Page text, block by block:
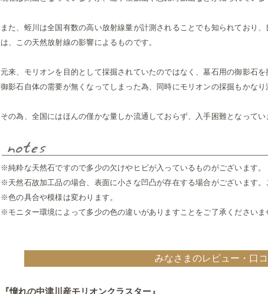
また、蛭川は全国有数の高い放射線量が計測されることでも知られており
は、この天然放射線の影響によるものです。
元来、モリオンを目的として採掘されていたのではなく、墓石用の御影石
御影石自体の需要が無くなってしまった為、同時にモリオンの採掘もかなり
その為、全国にはほんの僅かな量しか流通しておらず、入手困難となってい
※純粋な天然石ですので多少の欠けやヒビが入っているものがございます。
※天然石故加工品の場合、表面に小さな凹凸が存在する場合がございます。
※色の具合や模様は変わります。
※モニター環境によって多少の色の違いがありますことをご了承くださいま
みなさまのレビュー・口コ
『憧れの中津川産モリオンクラスター』